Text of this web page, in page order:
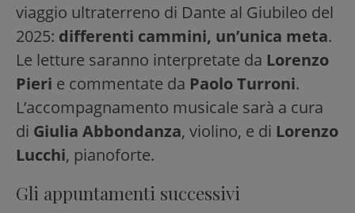
viaggio ultraterreno di Dante al Giubileo del
2025: differenti cammini, un’unica meta.
Le letture saranno interpretate da Lorenzo
Pieri e commentate da Paolo Turroni.
L’accompagnamento musicale sarà a cura
di Giulia Abbondanza, violino, e di Lorenzo
Lucchi, pianoforte.
Gli appuntamenti successivi